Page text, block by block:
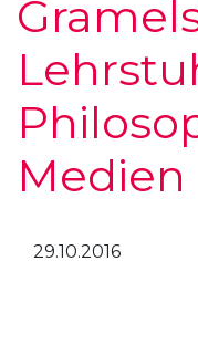
Medien
29.10.2016